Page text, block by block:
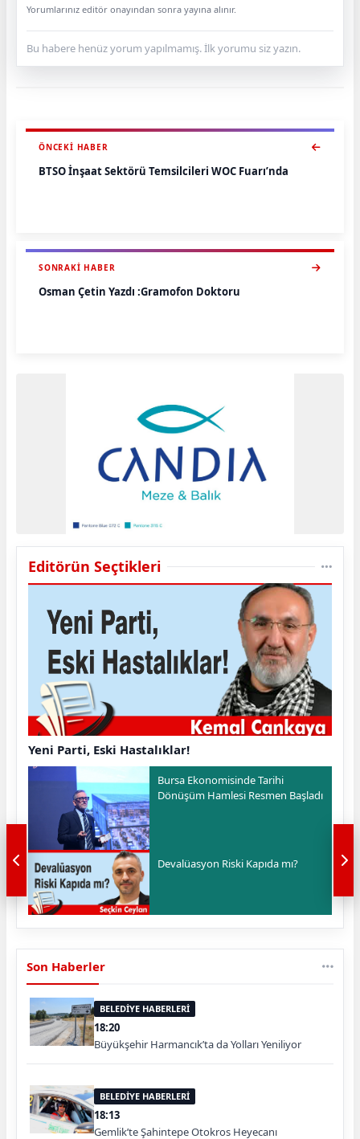
Yorumlarınız editör onayından sonra yayına alınır.
Bu habere henüz yorum yapılmamış. İlk yorumu siz yazın.
ÖNCEKI HABER
BTSO İnşaat Sektörü Temsilcileri WOC Fuarı’nda
SONRAKI HABER
Osman Çetin Yazdı :Gramofon Doktoru
Editörün Seçtikleri
Yeni Parti, Eski Hastalıklar!
Bursa Ekonomisinde Tarihi
Dönüşüm Hamlesi Resmen Başladı
Devalüasyon Riski Kapıda mı?
Son Haberler
BELEDİYE HABERLERİ
18:20
Büyükşehir Harmancık’ta da Yolları Yeniliyor
BELEDİYE HABERLERİ
18:13
Gemlik’te Şahintepe Otokros Heyecanı